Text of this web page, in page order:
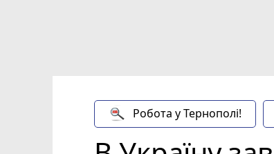
Робота у Тернополі!